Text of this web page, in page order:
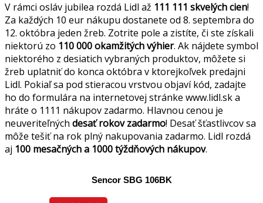
V rámci osláv jubilea rozdá Lidl až 111 111 skvelých cien!
Za každých 10 eur nákupu dostanete od 8. septembra do
12. októbra jeden žreb. Zotrite pole a zistíte, či ste získali
niektorú zo 110 000 okamžitých výhier. Ak nájdete symbol
niektorého z desiatich vybraných produktov, môžete si
žreb uplatniť do konca októbra v ktorejkoľvek predajni
Lidl. Pokiaľ sa pod stieracou vrstvou objaví kód, zadajte
ho do formulára na internetovej stránke www.lidl.sk a
hráte o 1111 nákupov zadarmo. Hlavnou cenou je
neuveriteľných desať rokov zadarmo! Desať šťastlivcov sa
môže tešiť na rok plný nakupovania zadarmo. Lidl rozdá
aj 100 mesačných a 1000 týždňových nákupov.